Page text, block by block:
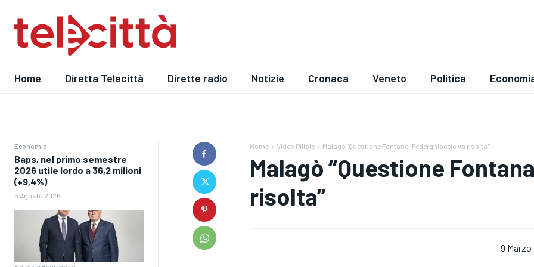
Home Diretta Telecittà Dirette radio Notizie Cronaca Veneto Politica
Economia
Baps, nel primo semestre
2026 utile lordo a 36,2 milioni
(+9,4%)
5 Agosto 2026
Home Video Pillole Malagò "Questione Fontana-Federghiaccio va risolta"
Malagò “Questione
risolta”
9 Marzo